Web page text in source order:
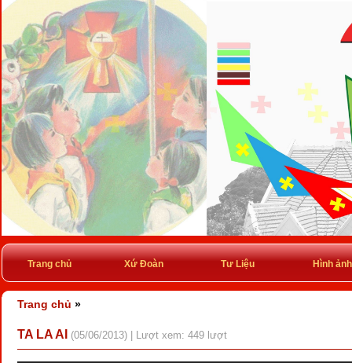
Trang chủ Xứ Đoàn Tư Liệu Hình ảnh
Trang chủ »
TA LA AI (05/06/2013) | Lượt xem: 449 lượt